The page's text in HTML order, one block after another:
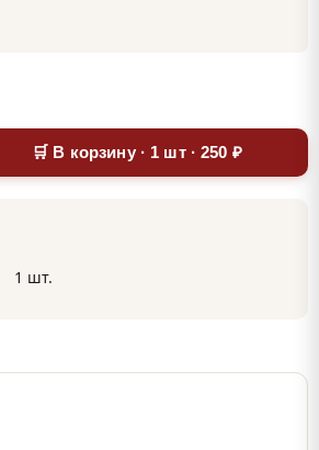
🛒 В корзину · 1 шт · 250 ₽
1 шт.